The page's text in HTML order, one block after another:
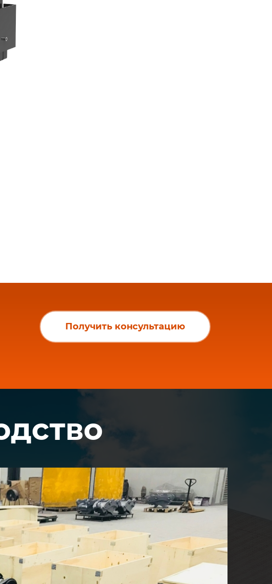
Получить консультацию